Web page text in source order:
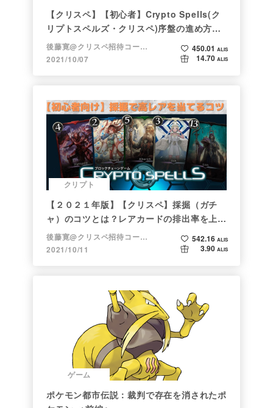
【クリスペ】【初心者】Crypto Spells(ク
リプトスペルズ・クリスペ)序盤の進め方
【NFTゲーム】
後藤寛@クリスペ招待コード→LHiH
2021/10/07
450.01 ALIS
14.70 ALIS
クリプト
【２０２１年版】【クリスペ】採掘（ガチ
ャ）のコツとは？レアカードの排出率を上げ
る方法【初心者向け】
後藤寛@クリスペ招待コード→LHiH
2021/10/11
542.16 ALIS
3.90 ALIS
ゲーム
ポケモン都市伝説：裁判で存在を消されたポ